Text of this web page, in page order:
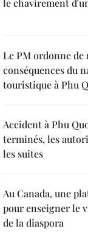
le chavirement
Le PM ordonne de
conséquences du
touristique à Phu
Accident à Phu
terminés, les
les suites
Au Canada, une
pour enseigner le
de la diaspora